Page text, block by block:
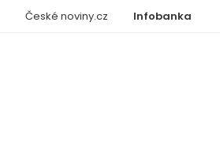
Infobanka
České noviny.cz